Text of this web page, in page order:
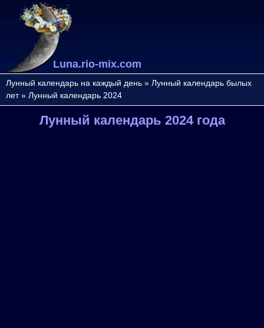
Luna.rio-mix.com
Лунный календарь на каждый день » Лунный календарь былых
лет» Лунный календарь 2024
Лунный календарь 2024 года